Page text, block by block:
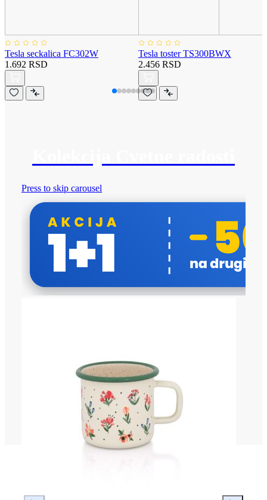
Tesla seckalica FC302W
1.692 RSD
Tesla toster TS300BWX
2.456 RSD
Press to skip carousel